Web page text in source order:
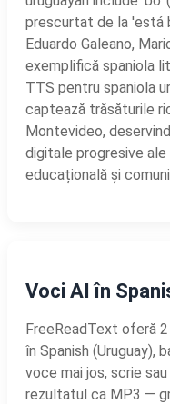
prescurtat de la 'está
Eduardo Galeano,
exemplifică spaniola
TTS pentru spaniola
captează trăsăturile
Montevideo,
digitale progresive ale
educațională și
Voci AI în
FreeReadText oferă
în Spanish (Uruguay),
voce mai jos, scrie
rezultatul ca MP3 —